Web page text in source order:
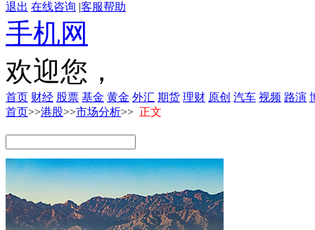
退出 在线咨询 |客服帮助
手机网
欢迎您，
首页 财经 股票 基金 黄金 外汇 期货 理财 原创 汽车 视频 路演
首页>>港股>>市场分析>> 正文